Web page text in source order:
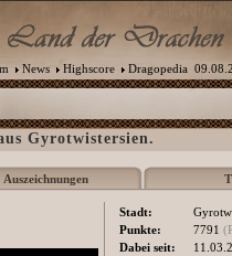
News Highscore Dragopedia
Gyrotwistersien.
Auszeichnungen
Stadt:
Punkte:
7791
Dabei seit: